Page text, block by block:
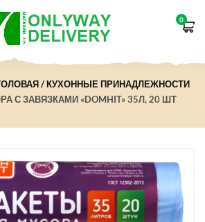
0
КУХОННЫЕ ПРИНАДЛЕЖНОСТИ
С ЗАВЯЗКАМИ «DOMHIT» 35Л, 20 ШТ